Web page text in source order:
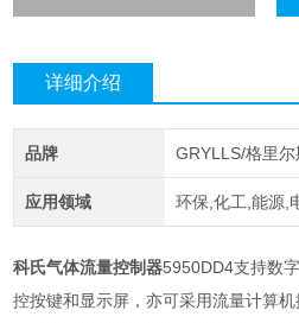
详细介绍
品牌 GRYLLS/格里尔
应用领域 环保,化工,能源,
科氏气体流量控制器5950DD4支持数
控按键和显示屏，亦可采用流量计算